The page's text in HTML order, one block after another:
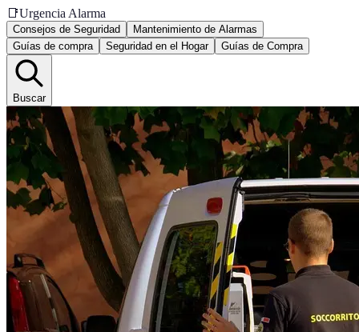
📑Urgencia Alarma
Consejos de Seguridad
Mantenimiento de Alarmas
Guías de compra
Seguridad en el Hogar Guías de Compra
Buscar